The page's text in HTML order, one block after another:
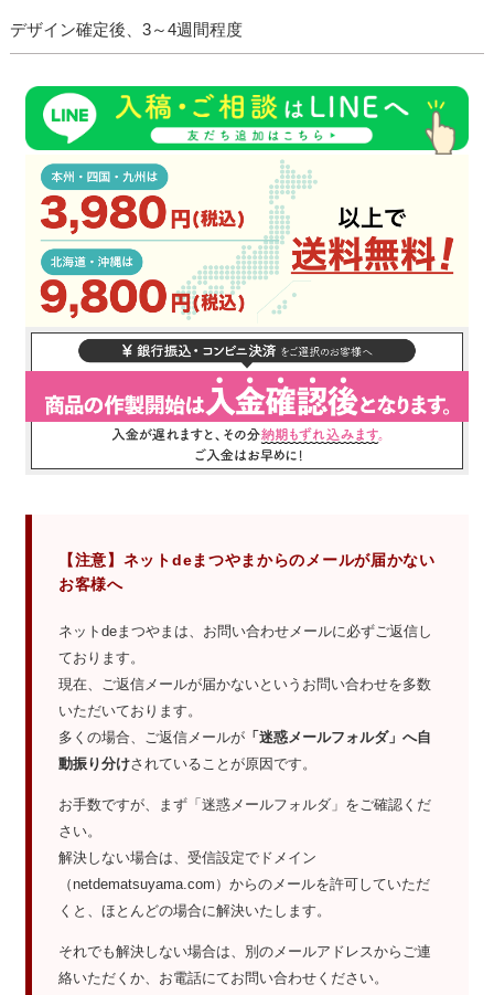
デザイン確定後、3～4週間程度
【注意】ネットdeまつやまからのメールが届かない
お客様へ
ネットdeまつやまは、お問い合わせメールに必ずご返信し
ております。
現在、ご返信メールが届かないというお問い合わせを多数
いただいております。
多くの場合、ご返信メールが「迷惑メールフォルダ」へ自
動振り分けされていることが原因です。
お手数ですが、まず「迷惑メールフォルダ」をご確認くだ
さい。
解決しない場合は、受信設定でドメイン
（netdematsuyama.com）からのメールを許可していただ
くと、ほとんどの場合に解決いたします。
それでも解決しない場合は、別のメールアドレスからご連
絡いただくか、お電話にてお問い合わせください。